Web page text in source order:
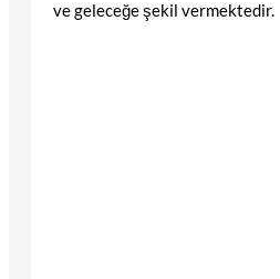
ve geleceğe şekil vermektedir.